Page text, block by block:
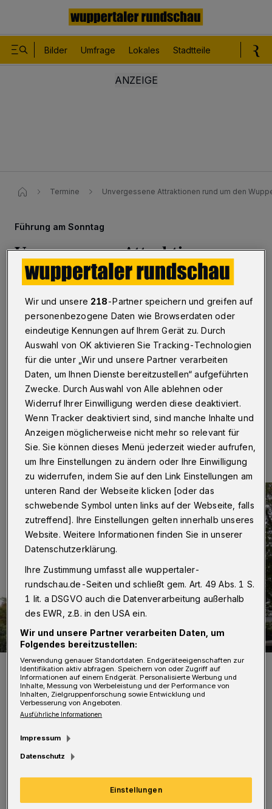
Bilder Umfrage Lokales Stadtteile
Termine Unvergessene Attraktionen rund um den
Führung am Sonntag
Unvergessene Attraktionen
rund um den Toelleturm
Wuppertal·Frank Khan führt auf Einladung des
Barmer Verschönerungsvereins (BVV) am Sonntag
(31. Juli 2022) durch das Toelleturm-Viertel – bis zur
Bereitschaftspolizei auf dem Lichtenplatz und durch die
Wettiner Straße bis zur Eisenlohrstraße. Treffpunkt um
13:30 Uhr am Eingang des Ehrenfriedhofes an der
Lönsstraße (Buslinie 646).
27.07.2022 , 09:30 Uhr Eine Minute Lesezeit
Altes Luftkurhaus an der Adolf-Vorwerk-Straße 18, der früheren
Friesenstraße.
Foto: Klaus-Günther Conrads
B
„Villenviertel“ mit den heute noch teuersten
Wir und unsere 218-Partner speichern und greifen auf
personenbezogene Daten wie Browserdaten oder
eindeutige Kennungen auf Ihrem Gerät zu. Durch
Auswahl von OK aktivieren Sie Tracking-Technologien
für die unter „Wir und unsere Partner verarbeiten
Daten, um Ihnen Dienste bereitzustellen“ aufgeführten
Zwecke. Durch Auswahl von Alle ablehnen oder
Widerruf Ihrer Einwilligung werden diese deaktiviert.
Wenn Tracker deaktiviert sind, sind manche Inhalte und
Anzeigen möglicherweise nicht mehr so relevant für
Sie. Sie können dieses Menü jederzeit wieder aufrufen,
um Ihre Einstellungen zu ändern oder Ihre Einwilligung
zu widerrufen, indem Sie auf den Link Einstellungen am
unteren Rand der Webseite klicken [oder das
schwebende Symbol unten links auf der Webseite, falls
zutreffend]. Ihre Einstellungen gelten innerhalb unseres
Website. Weitere Informationen finden Sie in unserer
Datenschutzerklärung.
Ihre Zustimmung umfasst alle wuppertaler-
rundschau.de-Seiten und schließt gem. Art. 49 Abs. 1 S.
1 lit. a DSGVO auch die Datenverarbeitung außerhalb
des EWR, z.B. in den USA ein.
Wir und unsere Partner verarbeiten Daten, um
Folgendes bereitzustellen:
Verwendung genauer Standortdaten. Endgeräteeigenschaften zur
Identifikation aktiv abfragen. Speichern von oder Zugriff auf
Informationen auf einem Endgerät. Personalisierte Werbung und
Inhalte, Messung von Werbeleistung und der Performance von
Inhalten, Zielgruppenforschung sowie Entwicklung und
Verbesserung von Angeboten.
Ausführliche Informationen
Impressum
Datenschutz
Einstellungen